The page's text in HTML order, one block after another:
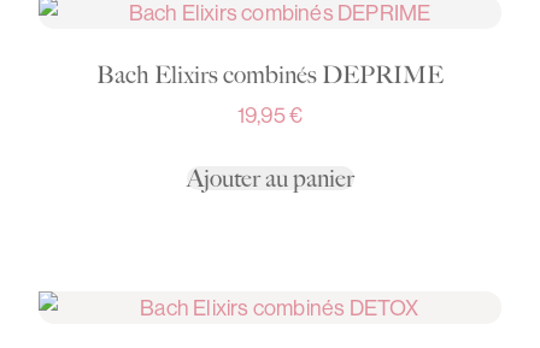
Bach Elixirs combinés DEPRIME
19,95€
Ajouter au panier